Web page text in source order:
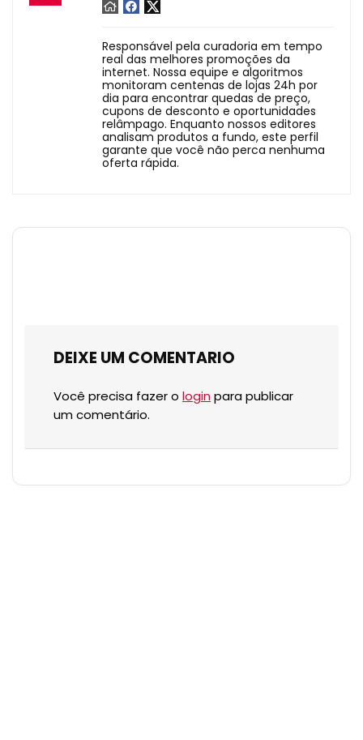
Responsável pela curadoria em tempo
real das melhores promoções da
internet. Nossa equipe e algoritmos
monitoram centenas de lojas 24h por
dia para encontrar quedas de preço,
cupons de desconto e oportunidades
relâmpago. Enquanto nossos editores
analisam produtos a fundo, este perfil
garante que você não perca nenhuma
oferta rápida.
DEIXE UM COMENTARIO
Você precisa fazer o login para publicar
um comentário.